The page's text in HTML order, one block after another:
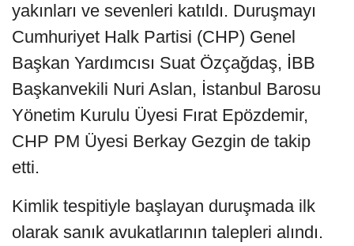
yakınları ve sevenleri katıldı. Duruşmayı
Cumhuriyet Halk Partisi (CHP) Genel
Başkan Yardımcısı Suat Özçağdaş, İBB
Başkanvekili Nuri Aslan, İstanbul Barosu
Yönetim Kurulu Üyesi Fırat Epözdemir,
CHP PM Üyesi Berkay Gezgin de takip
etti.
Kimlik tespitiyle başlayan duruşmada ilk
olarak sanık avukatlarının talepleri alındı.